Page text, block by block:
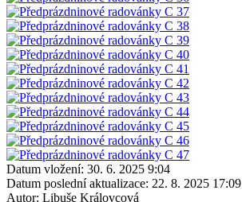
Datum vložení: 30. 6. 2025 9:04
Datum poslední aktualizace: 22. 8. 2025 17:09
Autor: Libuše Královcová